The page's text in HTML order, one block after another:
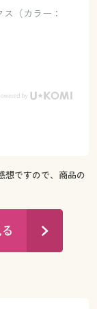
（カラー：
想ですので、商品の